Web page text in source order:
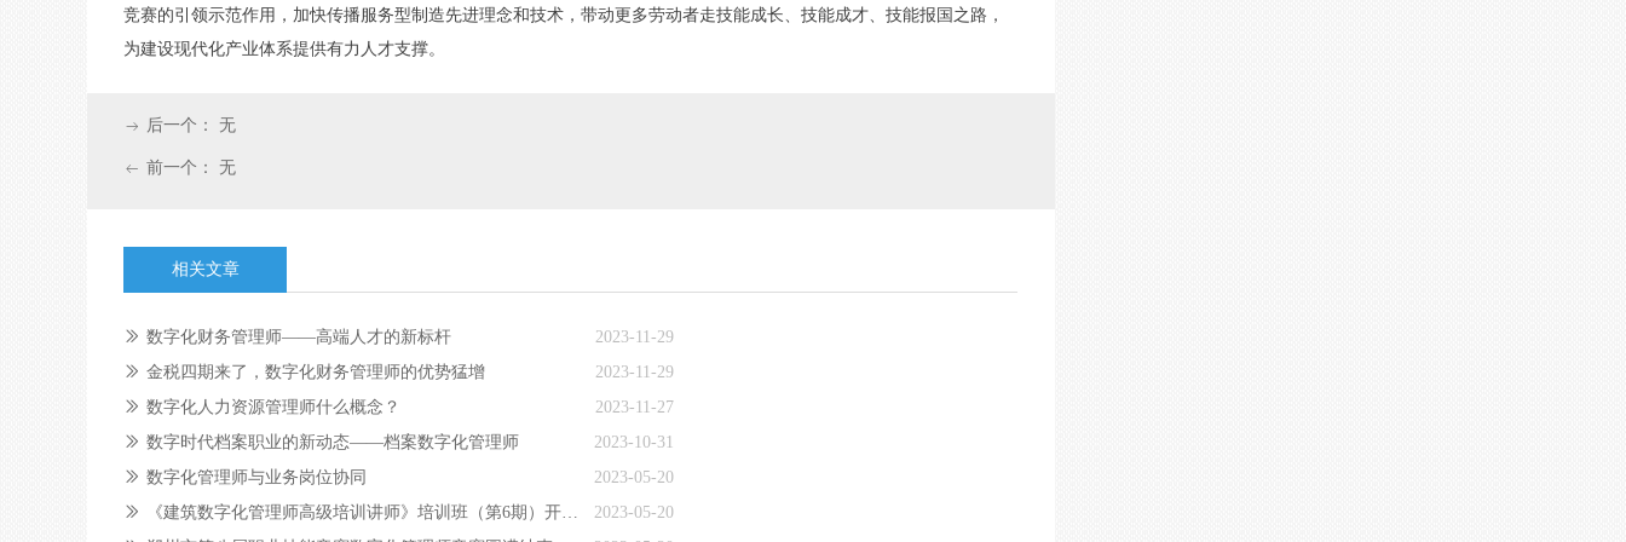
竞赛的引领示范作用，加快传播服务型制造先进理念和技术，带动更多劳动者走技能成长、技能成才、技能报国之路，
为建设现代化产业体系提供有力人才支撑。
相关文章
2023-11-29
ꅀ 数字化财务管理师——高端人才的新标杆
2023-11-29
ꅀ 金税四期来了，数字化财务管理师的优势猛增
2023-11-27
ꅀ 数字化人力资源管理师什么概念？
2023-10-31
ꅀ 数字时代档案职业的新动态——档案数字化管理师
2023-05-20
ꅀ 数字化管理师与业务岗位协同
2023-05-20
ꅀ
《建筑数字化管理师高级培训讲师》培训班（第6期）开课啦！
ꂃ 前一个： 无
ꁹ 后一个： 无